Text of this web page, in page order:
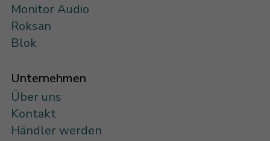
Monitor Audio
Roksan
Blok
Unternehmen
Über uns
Kontakt
Händler werden